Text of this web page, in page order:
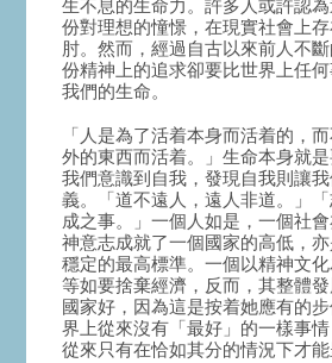
生不息的生命力。許多人或許認
份對理想的憧憬，在現實社會上
肘。然而，經過自古以來前人不
份精神上的追求卻要比世界上任
我們的生命。
「人是為了活着本身而活着的，
外的東西而活着。」生命本身就
我們意識到自我，發現自我則讓
義。「道不遠人，遠人非道。」
成之事。」一個人如是，一個社
神意志成就了一個國家的高低，
穩定的最高標準。一個以精神文
等如要捨棄經濟，反而，其整體
國家好，因為這是按着她應有的
界上從來沒有「最好」的一樣事
從來只有在恰如其分的情況下才能